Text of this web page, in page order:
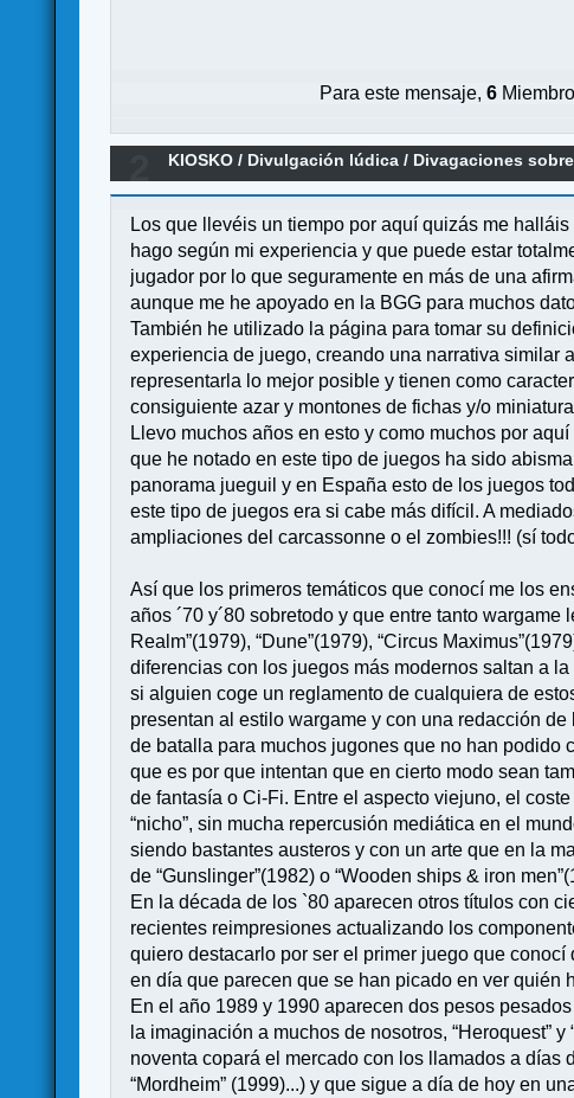
Para este mensaje,6
KIOSKO / Divulgación lúdica / Divagaciones
Los que llevéis un tiempo por aquí quizás me
hago según mi experiencia y que puede estar
jugador por lo que seguramente en más de una
aunque me he apoyado en la BGG para muchos
También he utilizado la página para tomar su
experiencia de juego, creando una narrativa similar
representarla lo mejor posible y tienen como
consiguiente azar y montones de fichas y/o
Llevo muchos años en esto y como muchos por
que he notado en este tipo de juegos ha sido
panorama jueguil y en España esto de los juegos
este tipo de juegos era si cabe más difícil. A
ampliaciones del carcassonne o el zombies!!! (sí
Así que los primeros temáticos que conocí me los
años ´70 y´80 sobretodo y que entre tanto
Realm”(1979), “Dune”(1979), “Circus
diferencias con los juegos más modernos saltan a
si alguien coge un reglamento de cualquiera de
presentan al estilo wargame y con una redacción
de batalla para muchos jugones que no han podido
que es por que intentan que en cierto modo sean
de fantasía o Ci-Fi. Entre el aspecto viejuno, el
“nicho”, sin mucha repercusión mediática en el
siendo bastantes austeros y con un arte que en la
de “Gunslinger”(1982) o “Wooden ships & iron
En la década de los `80 aparecen otros títulos con
recientes reimpresiones actualizando los
quiero destacarlo por ser el primer juego que
en día que parecen que se han picado en ver quién
En el año 1989 y 1990 aparecen dos pesos
la imaginación a muchos de nosotros, “Heroquest”
noventa copará el mercado con los llamados a días
“Mordheim” (1999)...) y que sigue a día de hoy en